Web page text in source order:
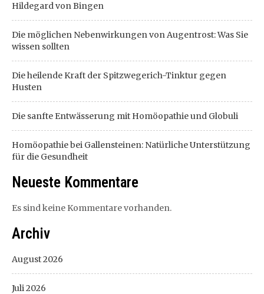
Hildegard von Bingen
Die möglichen Nebenwirkungen von Augentrost: Was Sie
wissen sollten
Die heilende Kraft der Spitzwegerich-Tinktur gegen
Husten
Die sanfte Entwässerung mit Homöopathie und Globuli
Homöopathie bei Gallensteinen: Natürliche Unterstützung
für die Gesundheit
Neueste Kommentare
Es sind keine Kommentare vorhanden.
Archiv
August 2026
Juli 2026